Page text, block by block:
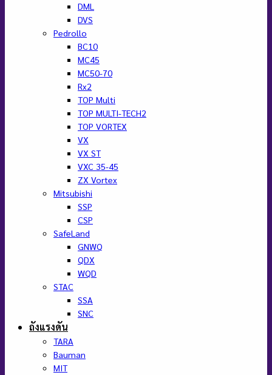
DML
DVS
Pedrollo
BC10
MC45
MC50-70
Rx2
TOP Multi
TOP MULTI-TECH2
TOP VORTEX
VX
VX ST
VXC 35-45
ZX Vortex
Mitsubishi
SSP
CSP
SafeLand
GNWQ
QDX
WQD
STAC
SSA
SNC
ถังแรงดัน
TARA
Bauman
MIT